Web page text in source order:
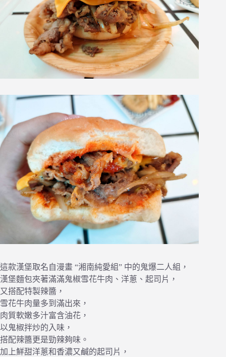
這款漢堡取名自漫畫 “湘南純愛組” 中的鬼爆二人組，
漢堡麵包夾著滿滿鬼椒雪花牛肉、洋蔥、起司片，
又搭配特製辣醬，
雪花牛肉量多到滿出來，
肉質軟嫩多汁富含油花，
以鬼椒拌炒的入味，
搭配辣醬更是勁辣夠味。
加上鮮甜洋蔥和香濃又鹹的起司片，